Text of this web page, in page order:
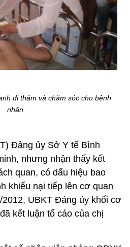
đi thăm và chăm sóc cho bệnh
nhân.
Đảng ủy Sở Y tế Bình
nhưng nhận thấy kết
quan, có dấu hiệu bao
khiếu nại tiếp lên cơ quan
UBKT Đảng ủy khối cơ
kết luận tố cáo của chị